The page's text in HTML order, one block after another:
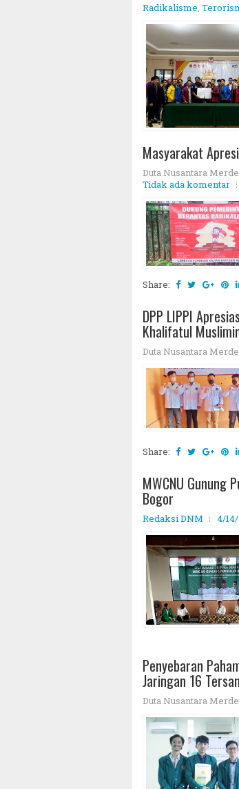
Radikalisme
Masyarakat
Duta Nusantara
Tidak ada komentar
Share:
DPP LIPPI
Khalifatul
Duta Nusantara
Share:
MWCNU Gunung
Bogor
Redaksi DNM 4/
Penyebaran
Jaringan 16
Duta Nusantara